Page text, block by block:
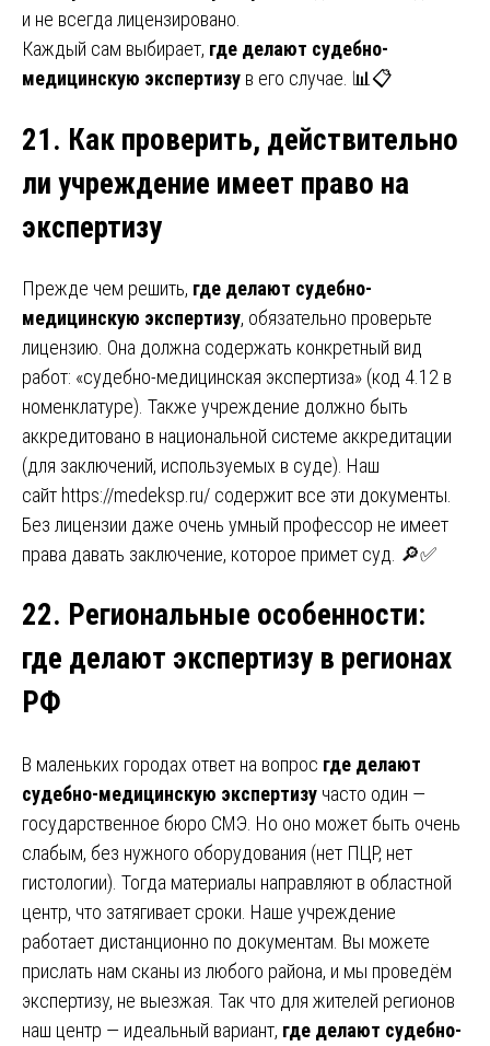
и не всегда лицензировано.
Каждый сам выбирает, где делают судебно-
медицинскую экспертизу в его случае. 📊📋
21. Как проверить, действительно
ли учреждение имеет право на
экспертизу
Прежде чем решить, где делают судебно-
медицинскую экспертизу, обязательно проверьте
лицензию. Она должна содержать конкретный вид
работ: «судебно-медицинская экспертиза» (код 4.12 в
номенклатуре). Также учреждение должно быть
аккредитовано в национальной системе аккредитации
(для заключений, используемых в суде). Наш
сайт https://medeksp.ru/ содержит все эти документы.
Без лицензии даже очень умный профессор не имеет
права давать заключение, которое примет суд. 🔎✅
22. Региональные особенности:
где делают экспертизу в регионах
РФ
В маленьких городах ответ на вопрос где делают
судебно-медицинскую экспертизу часто один —
государственное бюро СМЭ. Но оно может быть очень
слабым, без нужного оборудования (нет ПЦР, нет
гистологии). Тогда материалы направляют в областной
центр, что затягивает сроки. Наше учреждение
работает дистанционно по документам. Вы можете
прислать нам сканы из любого района, и мы проведём
экспертизу, не выезжая. Так что для жителей регионов
наш центр — идеальный вариант, где делают судебно-